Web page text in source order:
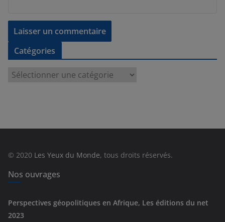
Catégories
e
s
© 2020 Les Yeux du Monde, tous droits réservés.
Nos ouvrages
Perspectives géopolitiques en Afrique, Les éditions du net
2023